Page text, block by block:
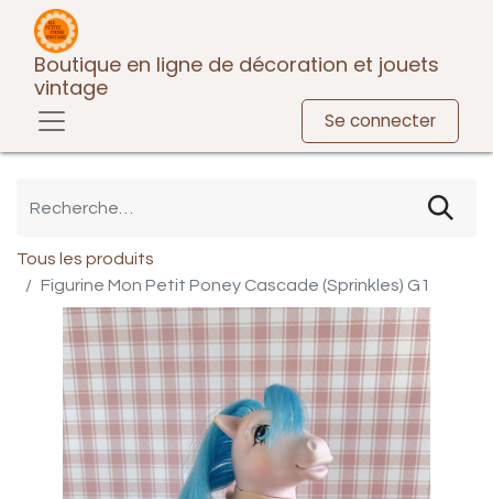
Boutique en ligne de décoration et jouets
vintage
Se connecter
Tous les produits
Figurine Mon Petit Poney Cascade (Sprinkles) G1